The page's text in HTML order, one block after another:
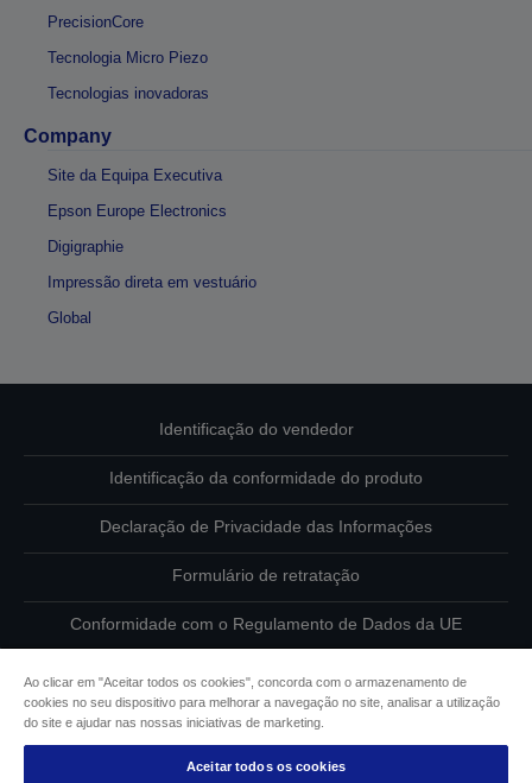
PrecisionCore
Tecnologia Micro Piezo
Tecnologias inovadoras
Company
Site da Equipa Executiva
Epson Europe Electronics
Digigraphie
Impressão direta em vestuário
Global
Identificação do vendedor
Identificação da conformidade do produto
Declaração de Privacidade das Informações
Formulário de retratação
Conformidade com o Regulamento de Dados da UE
Informações sobre cookies
Compromisso da Epson para com a acessibilidade
Ao clicar em "Aceitar todos os cookies", concorda com o armazenamento de
cookies no seu dispositivo para melhorar a navegação no site, analisar a utilização
do site e ajudar nas nossas iniciativas de marketing.
Aceitar todos os cookies